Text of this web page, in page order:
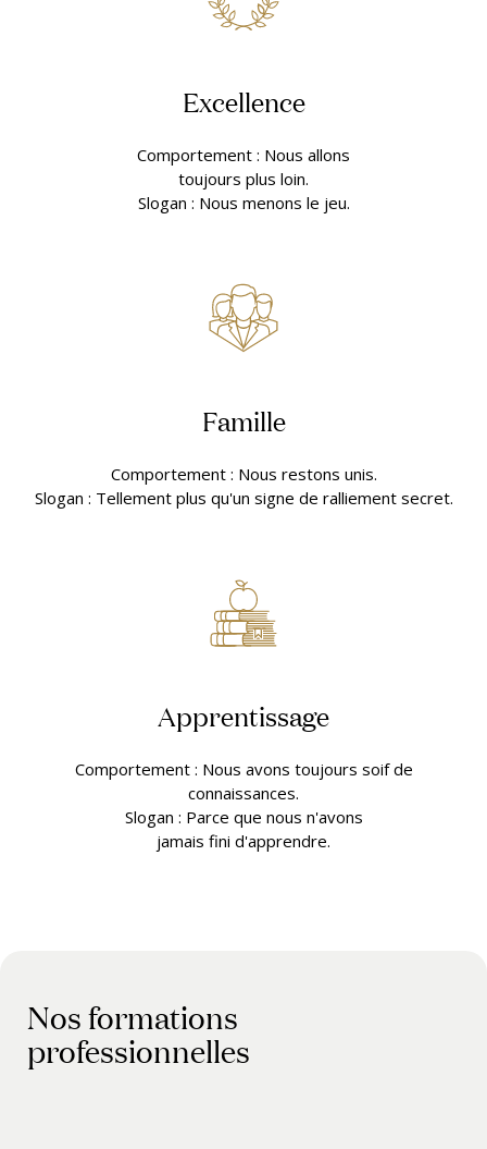
Excellence
Comportement : Nous allons
toujours plus loin.
Slogan : Nous menons le jeu.
Famille
Comportement : Nous restons unis.
Slogan : Tellement plus qu'un signe de ralliement secret.
Apprentissage
Comportement : Nous avons toujours soif de
connaissances.
Slogan : Parce que nous n'avons
jamais fini d'apprendre.
Nos formations
professionnelles